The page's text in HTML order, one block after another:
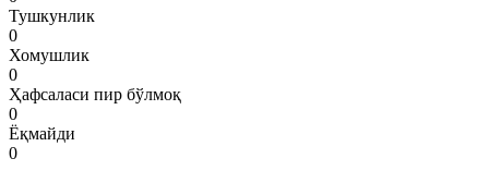
Тушкунлик
0
Хомушлик
0
Ҳафсаласи пир бўлмоқ
0
Ёқмайди
0